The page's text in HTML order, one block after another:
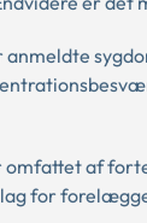
anmeldte
omfattet af
for